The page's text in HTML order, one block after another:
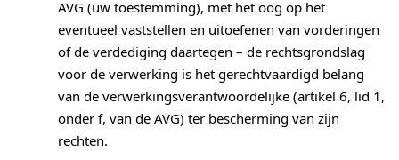
AVG (uw toestemming), met het oog op het
eventueel vaststellen en uitoefenen van vorderingen
of de verdediging daartegen – de rechtsgrondslag
voor de verwerking is het gerechtvaardigd belang
van de verwerkingsverantwoordelijke (artikel 6, lid 1,
onder f, van de AVG) ter bescherming van zijn
rechten.